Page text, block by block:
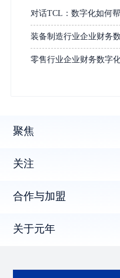
对话TCL：数字化如何
装备制造行业企业财务
零售行业企业财务数字
聚焦
关注
合作与加盟
关于元年